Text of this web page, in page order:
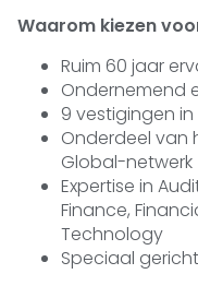
Waarom kiezen
Ruim 60 jaar
Ondernemend
9 vestigingen
Onderdeel van
Global-netwerk
Expertise in
Finance,
Technology
Speciaal